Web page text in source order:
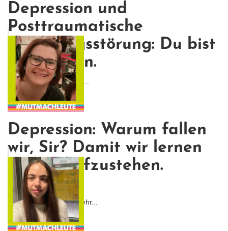
Depression und
Posttraumatische
Belastungsstörung: Du bist
nicht allein.
Und vielleicht sind wir g...
Depression: Warum fallen
wir, Sir? Damit wir lernen
wieder aufzustehen.
(Batman)
Ich war von Anfang an ehr...